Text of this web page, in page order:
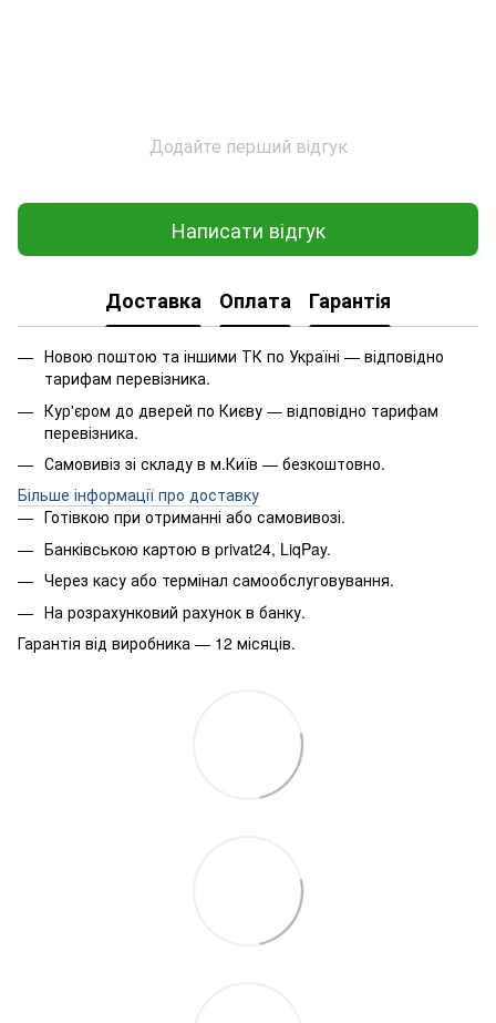
Додайте перший відгук
Написати відгук
Доставка Оплата Гарантія
Новою поштою та іншими ТК по Україні — відповідно
тарифам перевізника.
Кур'єром до дверей по Києву — відповідно тарифам
перевізника.
Самовивіз зі складу в м.Київ — безкоштовно.
Більше інформації про доставку
Готівкою при отриманні або самовивозі.
Банківською картою в privat24, LiqPay.
Через касу або термінал самообслуговування.
На розрахунковий рахунок в банку.
Гарантія від виробника — 12 місяців.